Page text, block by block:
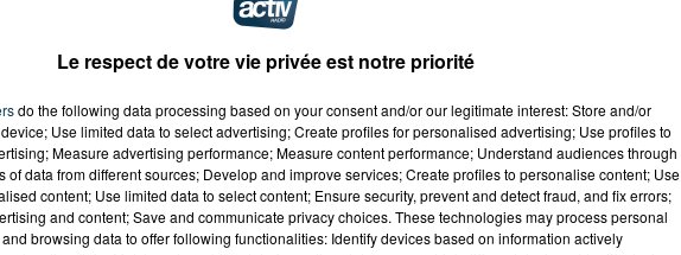
NUMÉRO UNE"
Les vins Marcon le savent et s’estiment chanceux de
d’autres y croient. Cela ne fait que quelques semaines
en Italie, tout fonctionne comme il l’avait imaginé.
chose à faire c’est certain. On espère redynamiser
vide non plus."Manon Raïa, directrice des Halles
Le respect de votre vie privée est notre priorité
do the following data processing based on your consent and/or our legitimate interest: Store and/or
Use limited data to select advertising; Create profiles for personalised advertising; Use profiles to
Measure advertising performance; Measure content performance; Understand audiences through
of data from different sources; Develop and improve services; Create profiles to personalise content; Use
content; Use limited data to select content; Ensure security, prevent and detect fraud, and fix errors;
and content; Save and communicate privacy choices. These technologies may process personal
browsing data to offer following functionalities: Identify devices based on information actively